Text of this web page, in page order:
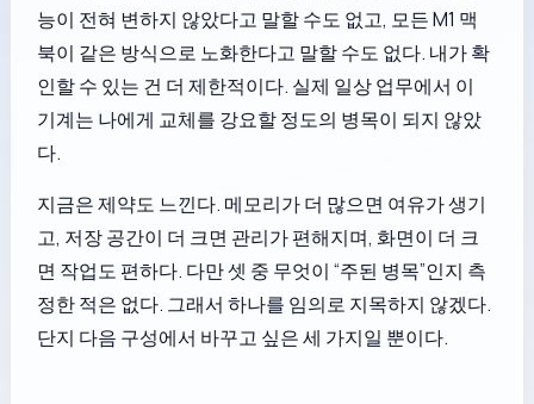
능이 전혀 변하지 않았다고 말할 수도 없고, 모든 M1 맥
북이 같은 방식으로 노화한다고 말할 수도 없다. 내가 확
인할 수 있는 건 더 제한적이다. 실제 일상 업무에서 이
기계는 나에게 교체를 강요할 정도의 병목이 되지 않았
다.
지금은 제약도 느낀다. 메모리가 더 많으면 여유가 생기
고, 저장 공간이 더 크면 관리가 편해지며, 화면이 더 크
면 작업도 편하다. 다만 셋 중 무엇이 “주된 병목”인지 측
정한 적은 없다. 그래서 하나를 임의로 지목하지 않겠다.
단지 다음 구성에서 바꾸고 싶은 세 가지일 뿐이다.